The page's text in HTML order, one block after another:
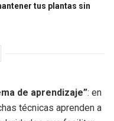
tus plantas sin
de aprendizaje”: en
técnicas aprenden a